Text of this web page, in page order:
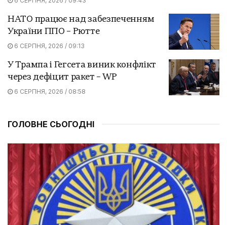
НАТО працює над забезпеченням
України ППО – Рютте
6 СЕРПНЯ, 2026 / 09:13
У Трампа і Гегсета виник конфлікт
через дефіцит ракет – WP
6 СЕРПНЯ, 2026 / 08:58
ГОЛОВНЕ СЬОГОДНІ